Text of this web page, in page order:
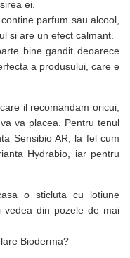
ei.
parfum sau alcool,
si are un efect calmant.
bine gandit deoarece
a produsului, care e
il recomandam oricui,
va placea. Pentru tenul
Sensibio AR, la fel cum
Hydrabio, iar pentru
o sticluta cu lotiune
vedea din pozele de mai
Bioderma?